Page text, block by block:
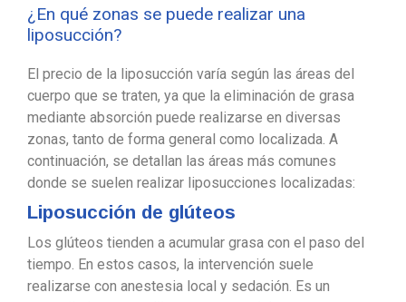
¿En qué zonas se puede realizar una
liposucción?
El precio de la liposucción varía según las áreas del
cuerpo que se traten, ya que la eliminación de grasa
mediante absorción puede realizarse en diversas
zonas, tanto de forma general como localizada. A
continuación, se detallan las áreas más comunes
donde se suelen realizar liposucciones localizadas:
Liposucción de glúteos
Los glúteos tienden a acumular grasa con el paso del
tiempo. En estos casos, la intervención suele
realizarse con anestesia local y sedación. Es un